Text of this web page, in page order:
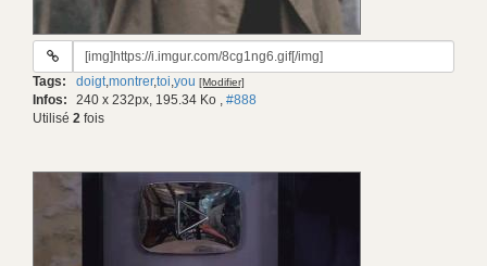
URL
gif:
Tags: doigt,montrer,toi,you [Modifier]
Infos: 240 x 232px, 195.34 Ko , #888
Utilisé 2 fois